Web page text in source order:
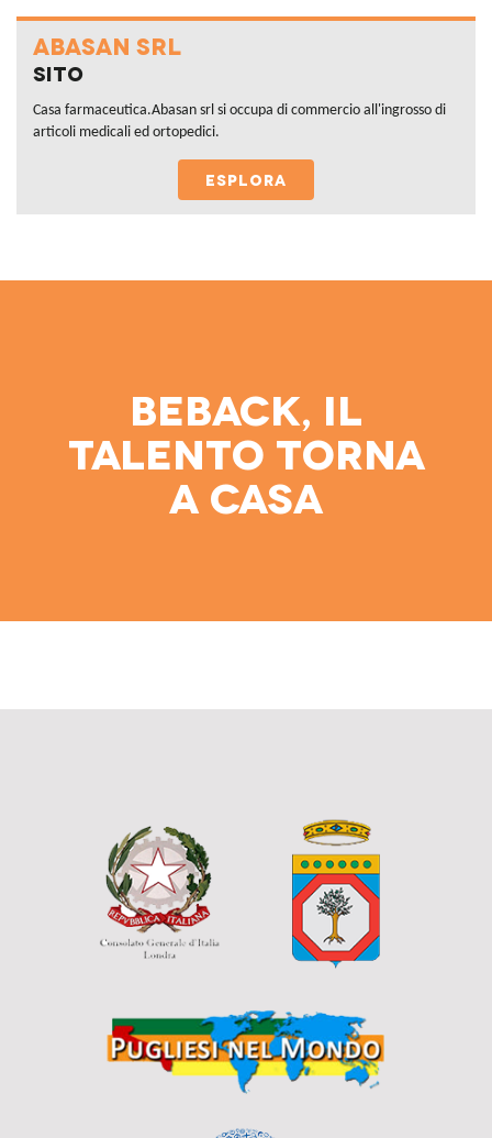
ABASAN SRL
Sito
Casa farmaceutica.Abasan srl si occupa di commercio all'ingrosso di
articoli medicali ed ortopedici.
ESPLORA
Beback, il
talento torna
a casa